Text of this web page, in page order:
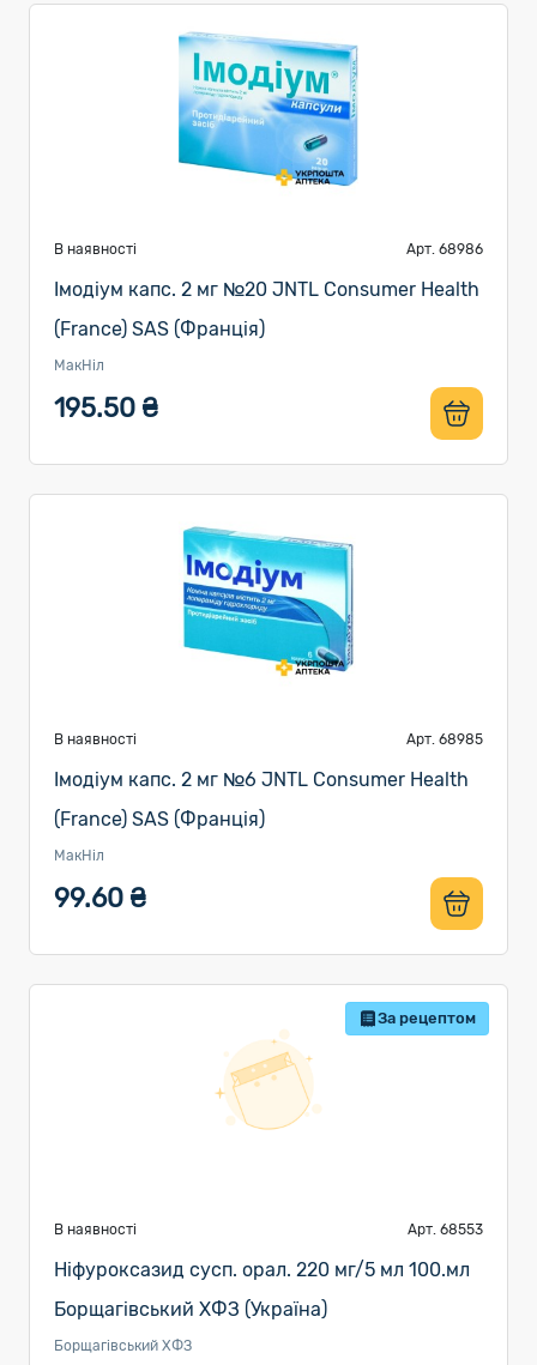
В наявності Арт. 68986
Імодіум капс. 2 мг №20 JNTL Consumer Health
(France) SAS (Франція)
МакНіл
195.50 ₴
В наявності Арт. 68985
Імодіум капс. 2 мг №6 JNTL Consumer Health
(France) SAS (Франція)
МакНіл
99.60 ₴
За рецептом
В наявності Арт. 68553
Ніфуроксазид сусп. орал. 220 мг/5 мл 100.мл
Борщагівський ХФЗ (Україна)
Борщагівський ХФЗ